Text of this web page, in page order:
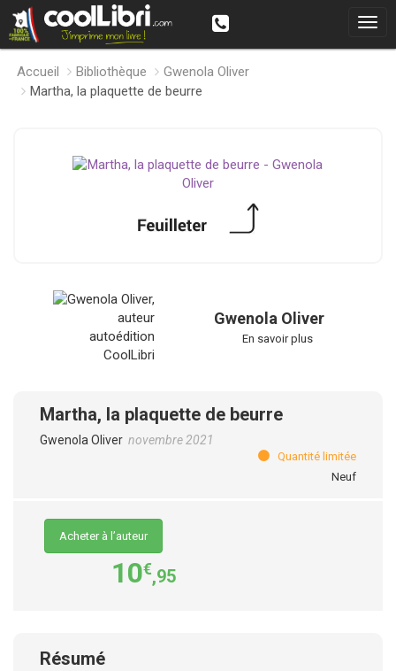
Accueil Bibliothèque
Gwenola Oliver
Martha, la plaquette de beurre
Gwenola Oliver
En savoir plus
Martha, la plaquette de beurre
Gwenola Oliver novembre 2021
Quantité limitée
Neuf
Acheter à l’auteur
10€,95
Résumé